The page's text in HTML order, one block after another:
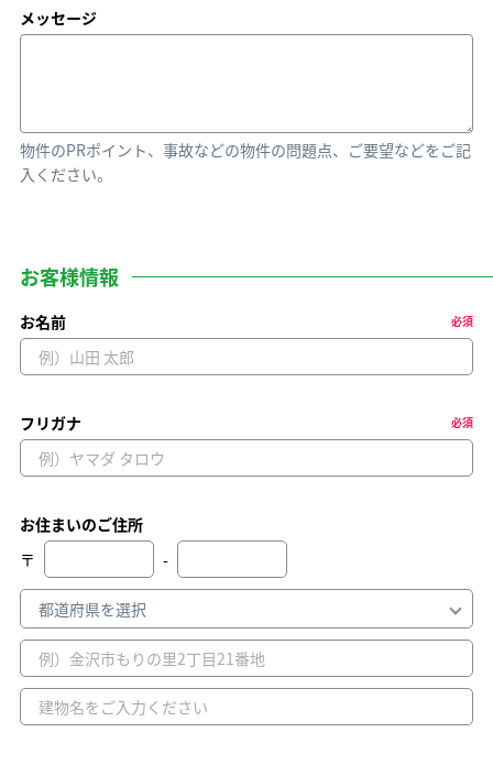
メッセージ
物件のPRポイント、事故などの物件の問題点、ご要望などをご記
入ください。
お客様情報
お名前 必須
フリガナ 必須
お住まいのご住所
〒
-